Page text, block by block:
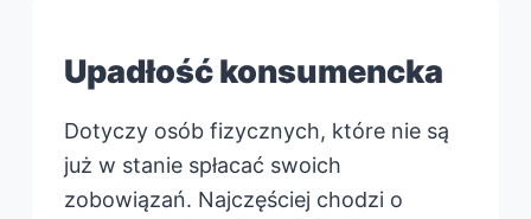
Upadłość konsumencka
Dotyczy osób fizycznych, które nie są
już w stanie spłacać swoich
zobowiązań. Najczęściej chodzi o